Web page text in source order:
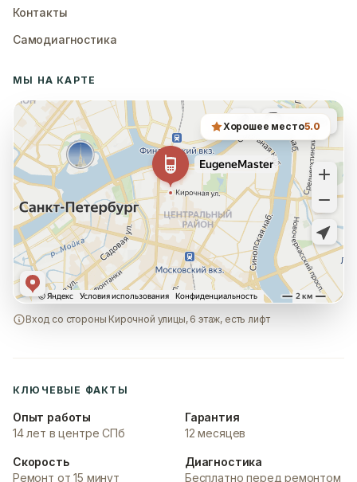
Контакты
Самодиагностика
МЫ НА КАРТЕ
Хорошее место5.0
Вход со стороны Кирочной улицы, 6 этаж, есть лифт
КЛЮЧЕВЫЕ ФАКТЫ
Опыт работы
14 лет в центре СПб
Гарантия
12 месяцев
Скорость
Ремонт от 15 минут
Диагностика
Бесплатно перед ремонтом